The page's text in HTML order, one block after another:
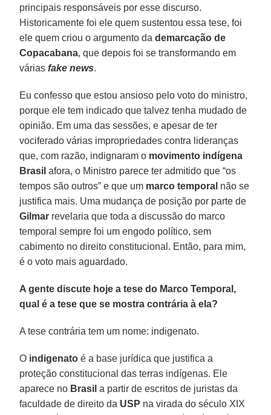
principais responsáveis por esse discurso.
Historicamente foi ele quem sustentou essa tese, foi
ele quem criou o argumento dademarcação de
Copacabana, que depois foi se transformando em
váriasfake news.
Eu confesso que estou ansioso pelo voto do ministro,
porque ele tem indicado que talvez tenha mudado de
opinião. Em uma das sessões, e apesar de ter
vociferado várias impropriedades contra lideranças
que, com razão, indignaram o movimento indígena
Brasil afora, o Ministro parece ter admitido que “os
tempos são outros” e que um marco temporal não se
justifica mais. Uma mudança de posição por parte de
Gilmar revelaria que toda a discussão do marco
temporal sempre foi um engodo político, sem
cabimento no direito constitucional. Então, para mim,
é o voto mais aguardado.
A gente discute hoje a tese do Marco Temporal,
qual é a tese que se mostra contrária à ela?
A tese contrária tem um nome: indigenato.
O indigenato é a base jurídica que justifica a
proteção constitucional das terras indígenas. Ele
aparece no Brasil a partir de escritos de juristas da
faculdade de direito da USP na virada do século XIX